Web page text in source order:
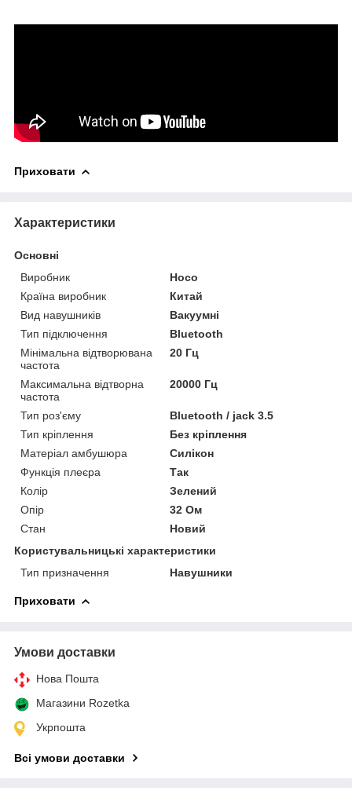
Приховати
Характеристики
Основні
Виробник
Hoco
Країна виробник
Китай
Вид навушників
Вакуумні
Тип підключення
Bluetooth
Мінімальна відтворювана
частота
20 Гц
Максимальна відтворна
частота
20000 Гц
Тип роз'єму
Bluetooth / jack 3.5
Тип кріплення
Без кріплення
Матеріал амбушюра
Силікон
Функція плеєра
Так
Колір
Зелений
Опір
32 Ом
Стан
Новий
Користувальницькі характеристики
Тип призначення
Навушники
Приховати
Умови доставки
Нова Пошта
Магазини Rozetka
Укрпошта
Всі умови доставки